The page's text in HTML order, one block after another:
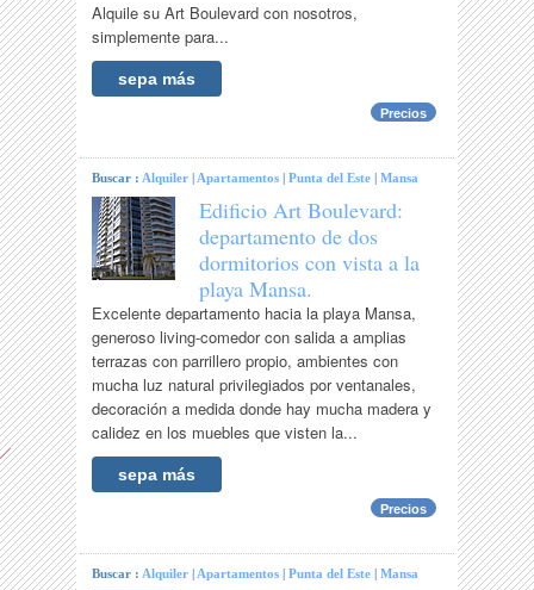
Alquile su Art Boulevard con nosotros,
simplemente para...
sepa más
Precios
Buscar : Alquiler | Apartamentos |Punta del Este |Mansa
Edificio Art Boulevard:
departamento de dos
dormitorios con vista a la
playa Mansa.
Excelente departamento hacia la playa Mansa,
generoso living-comedor con salida a amplias
terrazas con parrillero propio, ambientes con
mucha luz natural privilegiados por ventanales,
decoración a medida donde hay mucha madera y
calidez en los muebles que visten la...
sepa más
Precios
Buscar : Alquiler | Apartamentos |Punta del Este |Mansa